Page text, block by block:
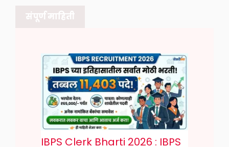
संपूर्ण माहिती
IBPS Clerk Bharti 2026 : IBPS